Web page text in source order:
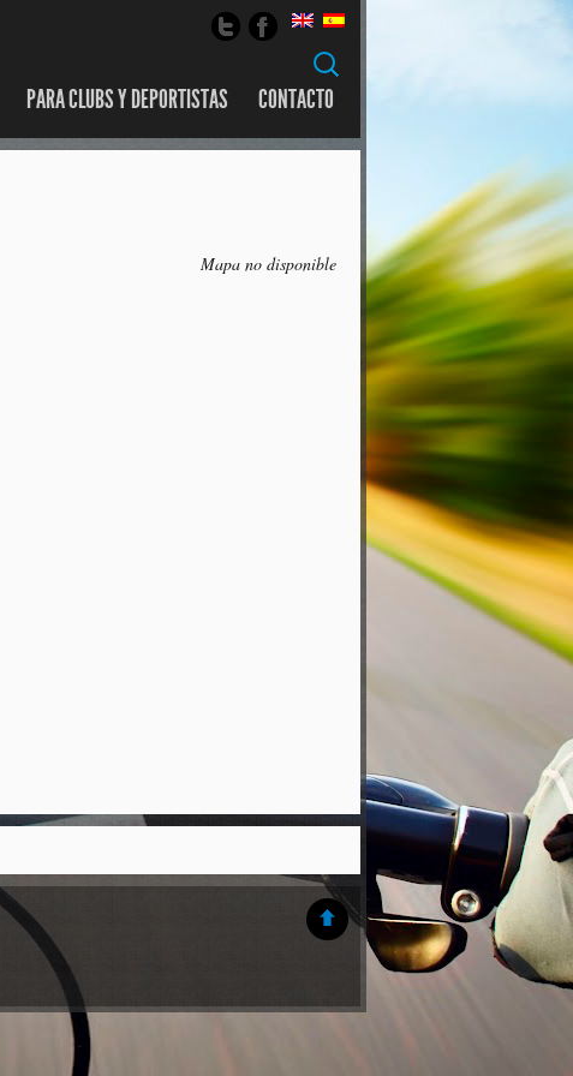
PARA CLUBS Y DEPORTISTAS CONTACTO
Buscar:
Mapa no disponible